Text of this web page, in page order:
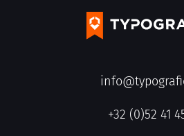
+32 (0)52 41